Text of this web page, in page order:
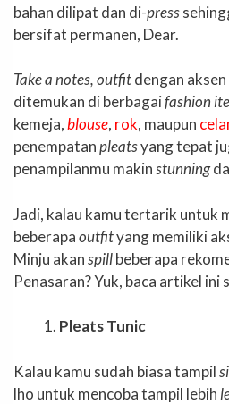
bahan dilipat dan di-press
bersifat permanen, Dear.
Take a notes, outfitdengan aksen
ditemukan di berbagaifashion
kemeja,blouse, rok, maupun
penempatanpleatsyang tepat
penampilanmu makinstunning
Jadi, kalau kamu tertarik untuk
beberapaoutfityang memiliki
Minju akanspillbeberapa
Penasaran? Yuk, baca artikel ini
Pleats Tunic
Kalau kamu sudah biasa tampil
lho untuk mencoba tampil lebih